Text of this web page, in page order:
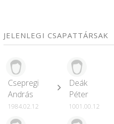
JELENLEGI CSAPATTÁRSAK
Csepregi
András
1984.02.12
Deák
Péter
1001.00.12